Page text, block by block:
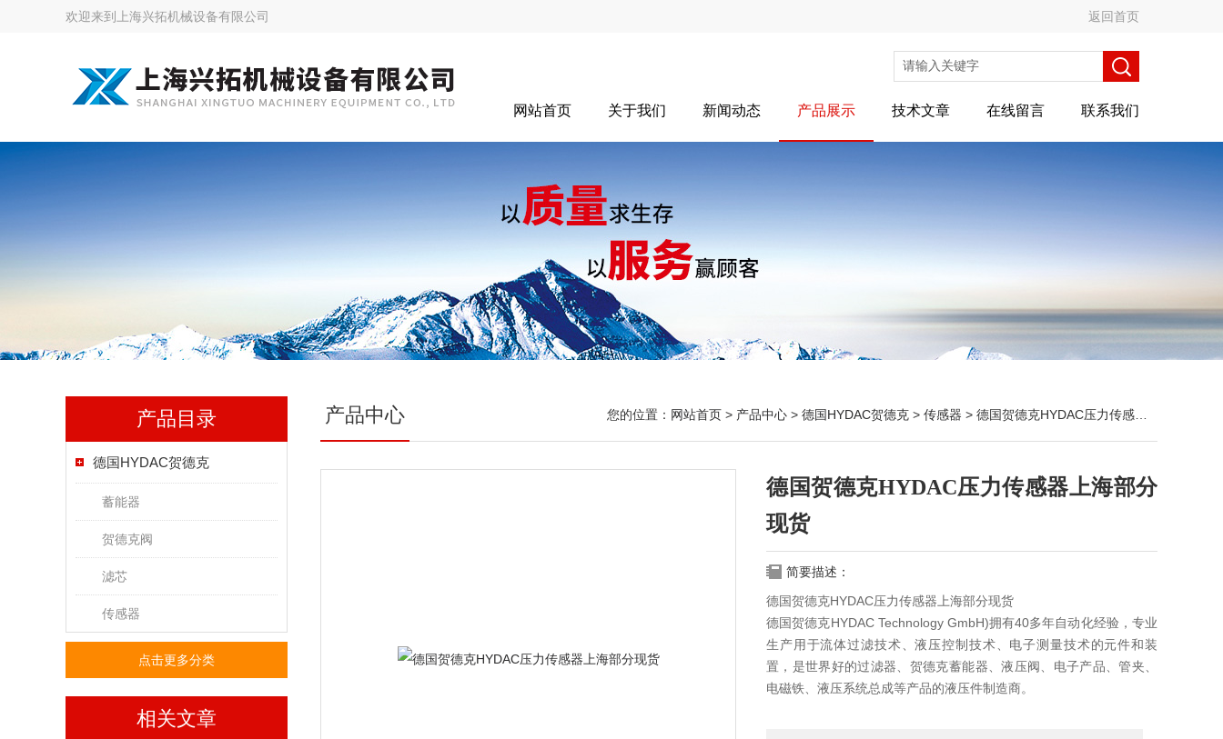
欢迎来到 上海兴拓机械设备有限公司 返回首页
网站首页 关于我们 新闻动态 产品展示 技术文章 在线留言 联系我们
产品目录
德国HYDAC贺德克
蓄能器
贺德克阀
滤芯
传感器
点击更多分类
相关文章
产品中心 您的位置： 网站首页 > 产品中心 > 德国HYDAC贺德克 > 传感器 > 德国贺德克HYDAC压力传感器上海部分现货
德国贺德克HYDAC压力传感器上海部分
现货
简要描述：
德国贺德克HYDAC压力传感器上海部分现货
德国贺德克HYDAC Technology GmbH)拥有40多年自动化经验，专业
生产用于流体过滤技术、液压控制技术、电子测量技术的元件和装
置，是世界好的过滤器、贺德克蓄能器、液压阀、电子产品、管夹、
电磁铁、液压系统总成等产品的液压件制造商。